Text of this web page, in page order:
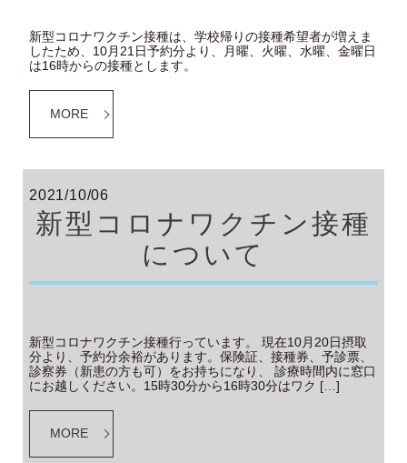
新型コロナワクチン接種は、学校帰りの接種希望者が増えま
したため、10月21日予約分より、月曜、火曜、水曜、金曜日
は16時からの接種とします。
MORE
2021/10/06
新型コロナワクチン接種
について
新型コロナワクチン接種行っています。 現在10月20日摂取
分より、予約分余裕があります。保険証、接種券、予診票、
診察券（新患の方も可）をお持ちになり、 診療時間内に窓口
にお越しください。15時30分から16時30分はワク […]
MORE